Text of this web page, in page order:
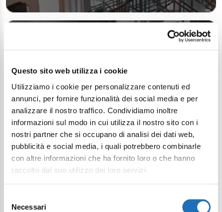
Questo sito web utilizza i cookie
Utilizziamo i cookie per personalizzare contenuti ed
annunci, per fornire funzionalità dei social media e per
analizzare il nostro traffico. Condividiamo inoltre
informazioni sul modo in cui utilizza il nostro sito con i
nostri partner che si occupano di analisi dei dati web,
pubblicità e social media, i quali potrebbero combinarle
con altre informazioni che ha fornito loro o che hanno
raccolto dal suo utilizzo dei loro servizi.
delNecessari